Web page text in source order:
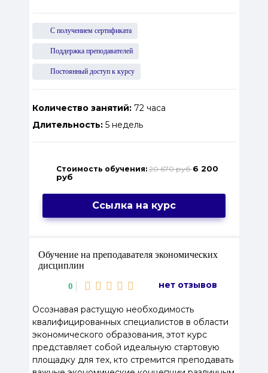
С получением сертификата
Поддержка преподавателей
Постоянный доступ к курсу
Количество занятий:72 часа
Длительность:5 недель
Стоимость обучения: 20 670 руб6 200
руб
Ссылка на курс
Обучение на преподавателя экономических
дисциплин
0 нет отзывов
Осознавая растущую необходимость
квалифицированных специалистов в области
экономического образования, этот курс
представляет собой идеальную стартовую
площадку для тех, кто стремится преподавать